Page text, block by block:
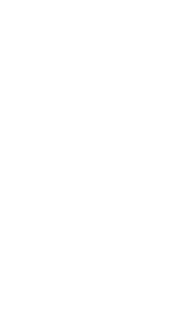
Orhan Werkhovenseweg